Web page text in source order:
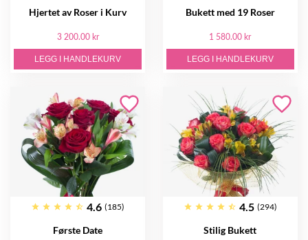
Hjertet av Roser i Kurv
3 200.00 kr
LEGG I HANDLEKURV
Bukett med 19 Roser
1 580.00 kr
LEGG I HANDLEKURV
4.6 (185)
Første Date
4.5 (294)
Stilig Bukett